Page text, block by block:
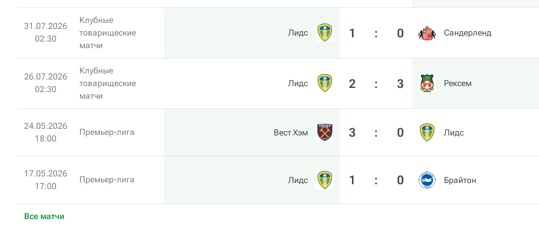
Все матчи
31.07.2026
02:30
Клубные
товарищеские
матчи
Лидс 1 : 0 Сандерленд
26.07.2026
02:30
Клубные
товарищеские
матчи
Лидс 2 : 3 Рексем
24.05.2026
18:00
Премьер-лига Вест Хэм 3 : 0 Лидс
17.05.2026
17:00
Премьер-лига Лидс 1 : 0 Брайтон